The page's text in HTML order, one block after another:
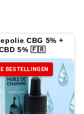
CBG 5% +
5% 🇫🇷
BESTELLINGEN